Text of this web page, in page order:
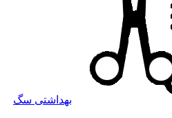
بهداشتی سگ